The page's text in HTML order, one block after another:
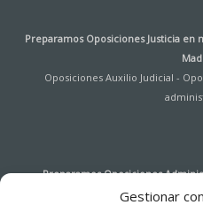
Gestionar
Preparamos Oposiciones Justicia en
Oposiciones Auxilio Judicial -
Preparamos Oposiciones
Oposiciones Auxiliar de Archivo y